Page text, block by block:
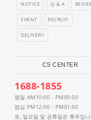
NOTICE Q & A
EVENT RECRUIT
DELIVERY
CS CENTER
1688-1855
평일 AM10:00 - PM05:00
점심 PM12:00 - PM01:00
토, 일요일 및 공휴일은 휴무입니